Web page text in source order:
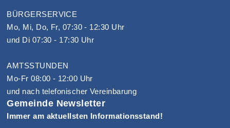
BÜRGERSERVICE
Mo, Mi, Do, Fr, 07:30 - 12:30 Uhr
und Di 07:30 - 17:30 Uhr
AMTSSTUNDEN
Mo-Fr 08:00 - 12:00 Uhr
und nach telefonischer Vereinbarung
Gemeinde Newsletter
Immer am aktuellsten Informationsstand!